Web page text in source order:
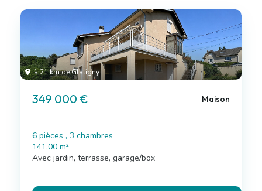
à 21 km de Glatigny
349 000 € Maison
6 pièces , 3 chambres
141.00 m²
Avec jardin, terrasse, garage/box